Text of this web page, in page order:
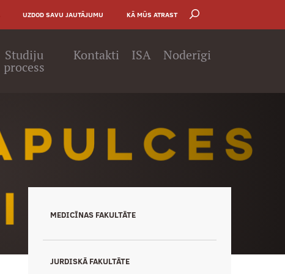
UZDOD SAVU JAUTĀJUMU KĀ MŪS ATRAST
Studiju
process
Kontakti ISA Noderīgi
MEDICĪNAS FAKULTĀTE
JURDISKĀ FAKULTĀTE